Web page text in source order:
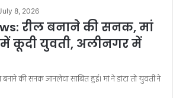
8, 2026
रील बनाने की सनक, मां
में कूदी युवती, अलीनगर में
की सनक जानलेवा साबित हुई। मां ने डांटा तो युवती ने